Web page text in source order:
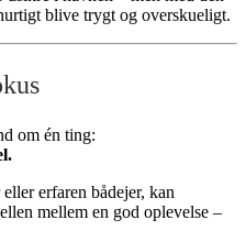
blive trygt og overskueligt.
om én ting:
erfaren bådejer, kan
mellem en god oplevelse –